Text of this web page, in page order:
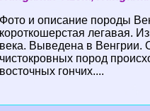
Фото и описание породы
короткошерстая легавая.
века. Выведена в Венгрии.
чистокровных пород
восточных гончих....